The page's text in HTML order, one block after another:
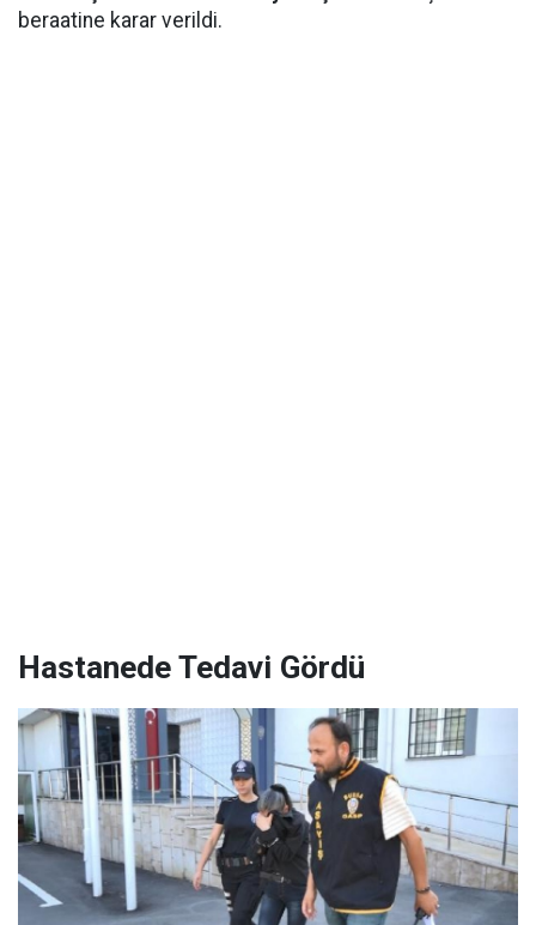
beraatine karar verildi.
Hastanede Tedavi Gördü